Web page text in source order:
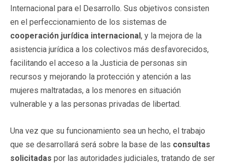
Internacional para el Desarrollo. Sus objetivos consisten
en el perfeccionamiento de los sistemas de
cooperación jurídica internacional, y la mejora de la
asistencia jurídica a los colectivos más desfavorecidos,
facilitando el acceso a la Justicia de personas sin
recursos y mejorando la protección y atención a las
mujeres maltratadas, a los menores en situación
vulnerable y a las personas privadas de libertad.
Una vez que su funcionamiento sea un hecho, el trabajo
que se desarrollará será sobre la base de las consultas
solicitadas por las autoridades judiciales, tratando de ser